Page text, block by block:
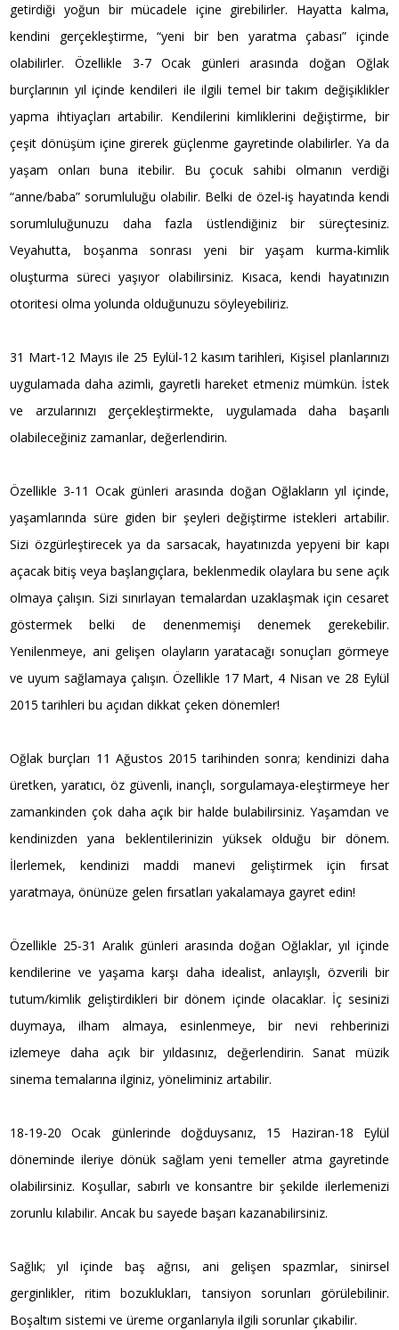
getirdiği yoğun bir mücadele içine girebilirler. Hayatta kalma,
kendini gerçekleştirme, “yeni bir ben yaratma çabası” içinde
olabilirler. Özellikle 3-7 Ocak günleri arasında doğan Oğlak
burçlarının yıl içinde kendileri ile ilgili temel bir takım değişiklikler
yapma ihtiyaçları artabilir. Kendilerini kimliklerini değiştirme, bir
çeşit dönüşüm içine girerek güçlenme gayretinde olabilirler. Ya da
yaşam onları buna itebilir. Bu çocuk sahibi olmanın verdiği
“anne/baba” sorumluluğu olabilir. Belki de özel-iş hayatında kendi
sorumluluğunuzu daha fazla üstlendiğiniz bir süreçtesiniz.
Veyahutta, boşanma sonrası yeni bir yaşam kurma-kimlik
oluşturma süreci yaşıyor olabilirsiniz. Kısaca, kendi hayatınızın
otoritesi olma yolunda olduğunuzu söyleyebiliriz.
31 Mart-12 Mayıs ile 25 Eylül-12 kasım tarihleri, Kişisel planlarınızı
uygulamada daha azimli, gayretli hareket etmeniz mümkün. İstek
ve arzularınızı gerçekleştirmekte, uygulamada daha başarılı
olabileceğiniz zamanlar, değerlendirin.
Özellikle 3-11 Ocak günleri arasında doğan Oğlakların yıl içinde,
yaşamlarında süre giden bir şeyleri değiştirme istekleri artabilir.
Sizi özgürleştirecek ya da sarsacak, hayatınızda yepyeni bir kapı
açacak bitiş veya başlangıçlara, beklenmedik olaylara bu sene açık
olmaya çalışın. Sizi sınırlayan temalardan uzaklaşmak için cesaret
göstermek belki de denenmemişi denemek gerekebilir.
Yenilenmeye, ani gelişen olayların yaratacağı sonuçları görmeye
ve uyum sağlamaya çalışın. Özellikle 17 Mart, 4 Nisan ve 28 Eylül
2015 tarihleri bu açıdan dikkat çeken dönemler!
Oğlak burçları 11 Ağustos 2015 tarihinden sonra; kendinizi daha
üretken, yaratıcı, öz güvenli, inançlı, sorgulamaya-eleştirmeye her
zamankinden çok daha açık bir halde bulabilirsiniz. Yaşamdan ve
kendinizden yana beklentilerinizin yüksek olduğu bir dönem.
İlerlemek, kendinizi maddi manevi geliştirmek için fırsat
yaratmaya, önünüze gelen fırsatları yakalamaya gayret edin!
Özellikle 25-31 Aralık günleri arasında doğan Oğlaklar, yıl içinde
kendilerine ve yaşama karşı daha idealist, anlayışlı, özverili bir
tutum/kimlik geliştirdikleri bir dönem içinde olacaklar. İç sesinizi
duymaya, ilham almaya, esinlenmeye, bir nevi rehberinizi
izlemeye daha açık bir yıldasınız, değerlendirin. Sanat müzik
sinema temalarına ilginiz, yöneliminiz artabilir.
18-19-20 Ocak günlerinde doğduysanız, 15 Haziran-18 Eylül
döneminde ileriye dönük sağlam yeni temeller atma gayretinde
olabilirsiniz. Koşullar, sabırlı ve konsantre bir şekilde ilerlemenizi
zorunlu kılabilir. Ancak bu sayede başarı kazanabilirsiniz.
Sağlık; yıl içinde baş ağrısı, ani gelişen spazmlar, sinirsel
gerginlikler, ritim bozuklukları, tansiyon sorunları görülebilinir.
Boşaltım sistemi ve üreme organlarıyla ilgili sorunlar çıkabilir.